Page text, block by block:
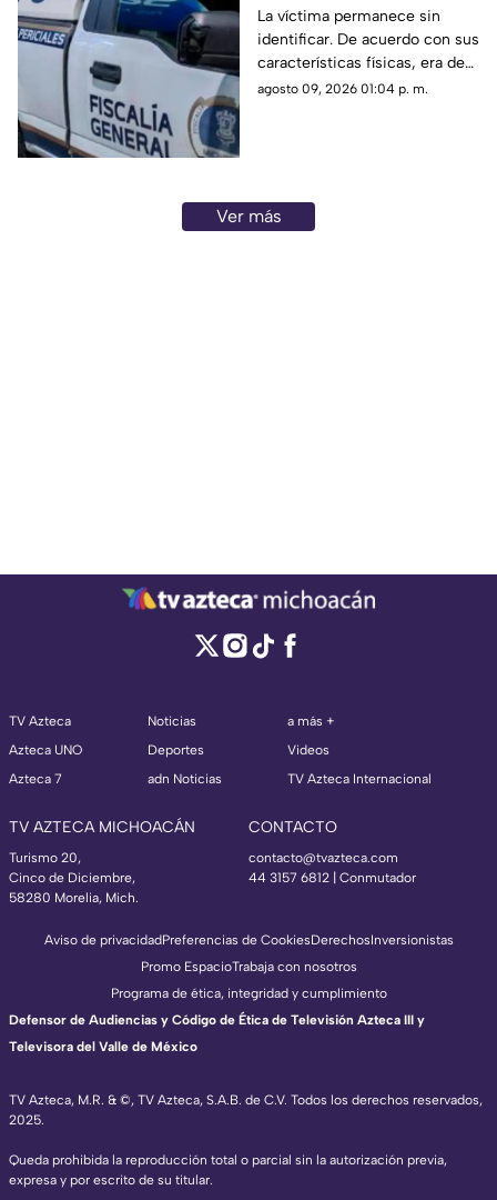
gasolinera en
Michoacán
La víctima permanece sin
identificar. De acuerdo con sus
características físicas, era de
complexión robusta y vestía
agosto 09, 2026 01:04 p. m.
Ver más
TV Azteca
Azteca UNO
Azteca 7
Noticias
Deportes
adn Noticias
a más +
Videos
TV Azteca Internacional
TV AZTECA MICHOACÁN
Turismo 20,
Cinco de Diciembre,
58280 Morelia, Mich.
CONTACTO
contacto@tvazteca.com
44 3157 6812 | Conmutador
TV Azteca, M.R. & ©, TV Azteca, S.A.B. de C.V. Todos los derechos reservados,
2025.
Queda prohibida la reproducción total o parcial sin la autorización previa,
expresa y por escrito de su titular.
Aviso de privacidadPreferencias de CookiesDerechosInversionistas
Promo EspacioTrabaja con nosotros
Programa de ética, integridad y cumplimiento
Defensor de Audiencias y Código de Ética de Televisión Azteca III y
Televisora del Valle de México